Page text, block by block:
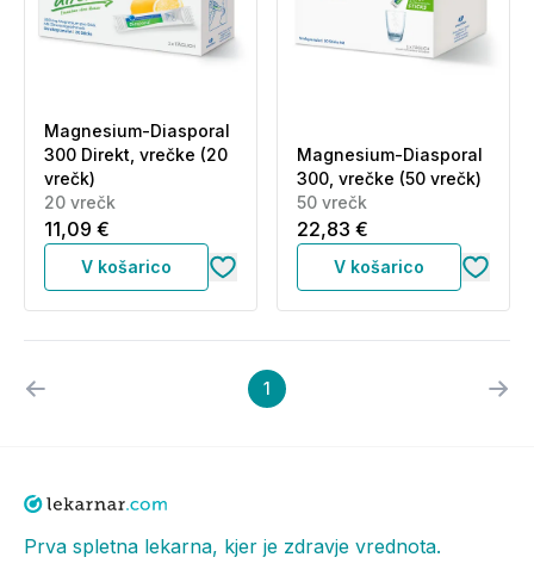
Magnesium-Diasporal
300 Direkt, vrečke (20
vrečk)
20 vrečk
11,09 €
V košarico
Magnesium-Diasporal
300, vrečke (50 vrečk)
50 vrečk
22,83 €
V košarico
1
Prva spletna lekarna, kjer je zdravje vrednota.